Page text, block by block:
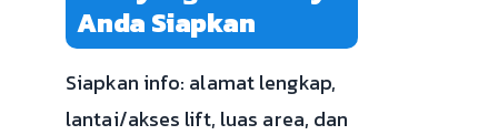
Anda Siapkan
Siapkan info: alamat lengkap,
lantai/akses lift, luas area, dan